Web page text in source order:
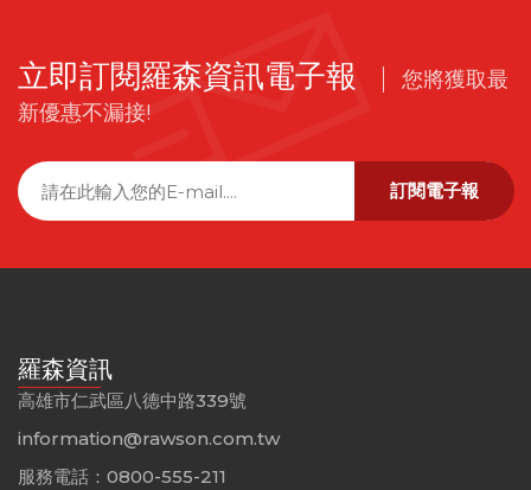
立即訂閱羅森資訊電子報
您將獲取最
新優惠不漏接!
訂閱電子報
羅森資訊
高雄市仁武區八德中路339號
information@rawson.com.tw
服務電話：0800-555-211